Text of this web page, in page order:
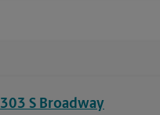
303 S Broadway